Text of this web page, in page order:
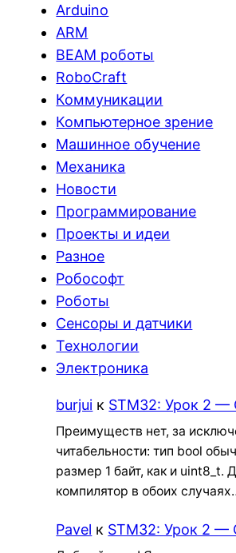
Arduino
ARM
BEAM роботы
RoboCraft
Коммуникации
Компьютерное зрение
Машинное обучение
Механика
Новости
Программирование
Проекты и идеи
Разное
Робософт
Роботы
Сенсоры и датчики
Технологии
Электроника
burjui к STM32: Урок 2 —
Преимуществ нет, за
читабельности: тип bool
размер 1 байт, как и uint8_t.
компилятор в обоих
Pavel к STM32: Урок 2 —